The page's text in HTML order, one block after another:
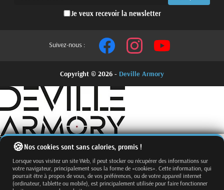
Je veux recevoir la newsletter
Suivez-nous :
Copyright © 2026 - Deville Armory
Nos cookies sont sans calories, promis !
Lorsque vous visitez un site Web, il peut stocker ou récupérer des informations sur
votre navigateur, principalement sous la forme de «cookies». Cette information, qui
pourrait être à propos de vous, de vos préférences, ou de votre appareil internet
(ordinateur, tablette ou mobile), est principalement utilisée pour faire fonctionner